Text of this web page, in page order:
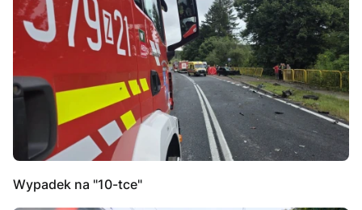
Wypadek na "10-tce"